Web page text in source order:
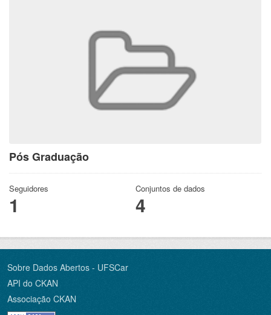
Pós Graduação
Seguidores
1
Conjuntos de dados
4
Sobre Dados Abertos - UFSCar
API do CKAN
Associação CKAN